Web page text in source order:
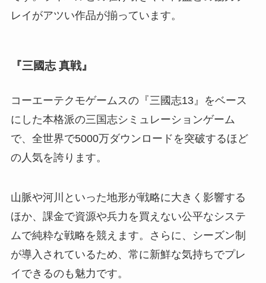
レイがアツい作品が揃っています。
『三國志 真戦』
コーエーテクモゲームスの『三國志13』をベース
にした本格派の三国志シミュレーションゲーム
で、全世界で5000万ダウンロードを突破するほど
の人気を誇ります。
山脈や河川といった地形が戦略に大きく影響する
ほか、課金で資源や兵力を買えない公平なシステ
ムで純粋な戦略を競えます。さらに、シーズン制
が導入されているため、常に新鮮な気持ちでプレ
イできるのも魅力です。